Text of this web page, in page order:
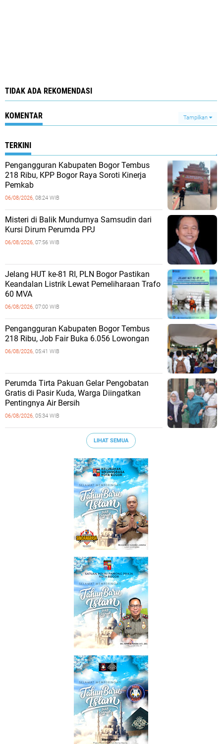
TIDAK ADA REKOMENDASI
KOMENTAR Tampilkan
TERKINI
Pengangguran Kabupaten Bogor Tembus
218 Ribu, KPP Bogor Raya Soroti Kinerja
Pemkab
06/08/2026, 08:24 WIB
Misteri di Balik Mundurnya Samsudin dari
Kursi Dirum Perumda PPJ
06/08/2026, 07:56 WIB
Jelang HUT ke-81 RI, PLN Bogor Pastikan
Keandalan Listrik Lewat Pemeliharaan Trafo
60 MVA
06/08/2026, 07:00 WIB
Pengangguran Kabupaten Bogor Tembus
218 Ribu, Job Fair Buka 6.056 Lowongan
06/08/2026, 05:41 WIB
Perumda Tirta Pakuan Gelar Pengobatan
Gratis di Pasir Kuda, Warga Diingatkan
Pentingnya Air Bersih
06/08/2026, 05:34 WIB
LIHAT SEMUA